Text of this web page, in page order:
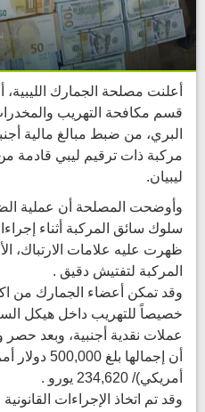
أعلنت مصلحة الجمارك
قسم مكافحة التهريب
البري، من ضبط مبالغ مالية
مركبة ذات ترقيم ليبي قادمة
ليبيان.
وأوضحت المصلحة أن عملية
سلوك سائق المركبة أثناء
ظهرت عليه علامات الارتباك،
المركبة لتفتيش دقيق .
وقد تمكن أعضاء الجمارك من
خصيصاً للتهريب داخل هيكل
عملات نقدية أجنبية، وبعد حصر
أن إجمالها
أمريكي)/ 234,620 يورو .
وقد تم اتخاذ الإجراءات